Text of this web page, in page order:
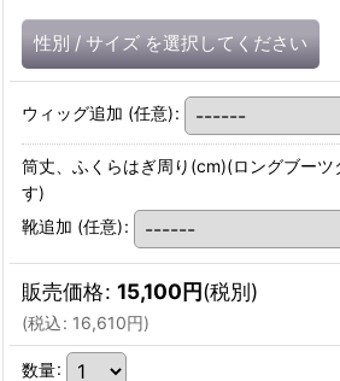
性別 / サイズ を選択してください
ウィッグ追加 (任意):
筒丈、ふくらはぎ周り(cm)(ロングブー
す)
靴追加 (任意):
販売価格: 15,100円(税別)
(税込: 16,610円)
数量: